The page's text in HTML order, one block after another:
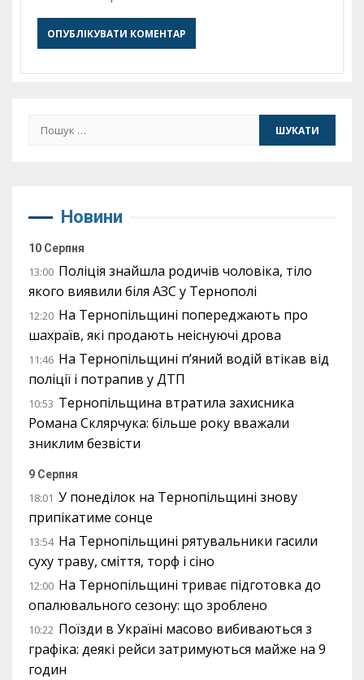
Пошук:
Новини
10 Серпня
13:00 Поліція знайшла родичів чоловіка, тіло
якого виявили біля АЗС у Тернополі
12:20 На Тернопільщині попереджають про
шахраїв, які продають неіснуючі дрова
11:46 На Тернопільщині п’яний водій втікав від
поліції і потрапив у ДТП
10:53 Тернопільщина втратила захисника
Романа Склярчука: більше року вважали
зниклим безвісти
9 Серпня
18:01 У понеділок на Тернопільщині знову
припікатиме сонце
13:54 На Тернопільщині рятувальники гасили
суху траву, сміття, торф і сіно
12:00 На Тернопільщині триває підготовка до
опалювального сезону: що зроблено
10:22 Поїзди в Україні масово вибиваються з
графіка: деякі рейси затримуються майже на 9
годин